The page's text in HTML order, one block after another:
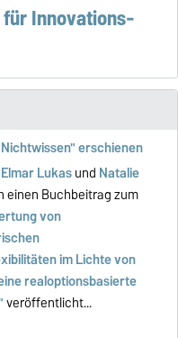
Innovations-
erschienen
Elmar Lukasund Natalie
einen Buchbeitrag zum
von
im Lichte von
realoptionsbasierte
veröffentlicht...